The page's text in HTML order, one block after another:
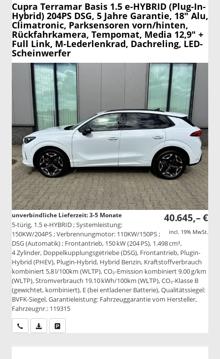
Cupra Terramar Basis 1.5 e-HYBRID (Plug-In-
Hybrid) 204PS DSG, 5 Jahre Garantie, 18" Alu,
Climatronic, Parksensoren vorn/hinten,
Rückfahrkamera, Tempomat, Media 12,9" +
Full Link, M-Lederlenkrad, Dachreling, LED-
Scheinwerfer
40.645,– €
incl. 19% MwSt.
unverbindliche Lieferzeit: 3-5 Monate
5-türig, 1.5 e-HYBRID ; Systemleistung:
150KW/204PS ; Verbrennungmotor: 110KW/150PS ;
DSG (Automatik) ; Frontantrieb, 150 kW (204 PS), 1.498 cm³,
4 Zylinder, Doppelkupplungsgetriebe (DSG), Frontantrieb, Plugin-
Hybrid (PHEV), Plugin-Hybrid, Hybrid Benzin, Kraftstoffverbrauch
kombiniert 5,8 l/100km (WLTP), CO₂-Emission kombiniert 9.00 g/km
(WLTP), Stromverbrauch 19.10 kWh/100km (WLTP), CO₂-Klasse B
(gewichtet, kombiniert), E (bei entladener Batterie), Qualitätssiegel:
BVFK-Siegel, Garantieleistung: Fahrzeuggarantie vom Hersteller,
Fahrzeugnr.: 119315
Wir rufen Sie anPDF-Datei, Fahrzeugexposé drucken